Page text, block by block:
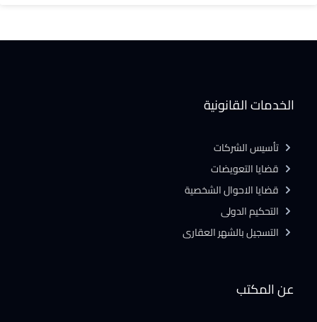
عن المكتب
الخدمات القانونية
تأسيس الشركات
قضايا التعويضات
قضايا الاحوال الشخصية
التحكيم الدولى
التسجيل بالشهر العقارى